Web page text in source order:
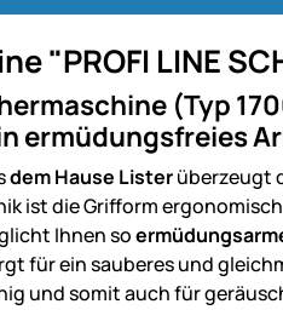
"PROFI LINE
(Typ
ermüdungsfreies
dem Hause Listerüberzeugt
ist die Grifform
Ihnen so
für ein sauberes und
und somit auch für